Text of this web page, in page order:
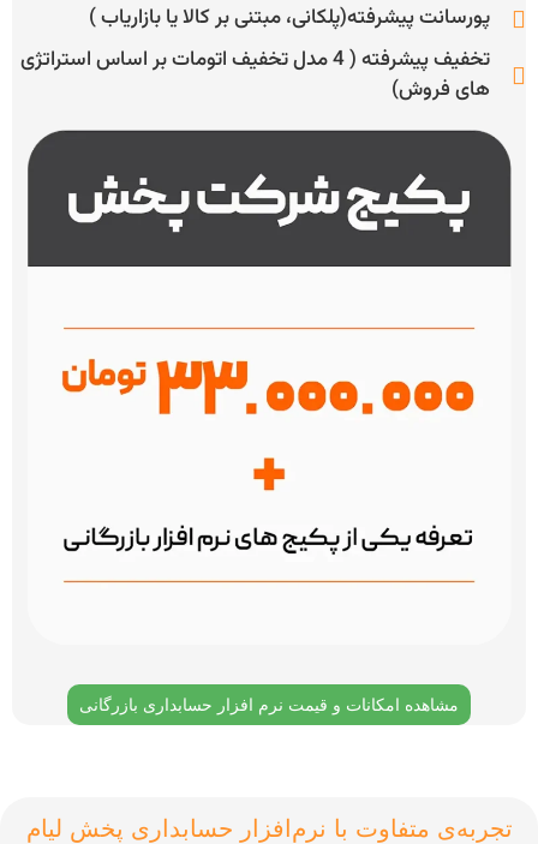
پورسانت پیشرفته(پلکانی، مبتنی بر کالا یا بازاریاب )
تخفیف پیشرفته ( 4 مدل تخفیف اتومات بر اساس استراتژی
های فروش)
مشاهده امکانات و قیمت نرم افزار حسابداری بازرگانی
تجربه‌ی متفاوت با نرم‌افزار حسابداری پخش لیام